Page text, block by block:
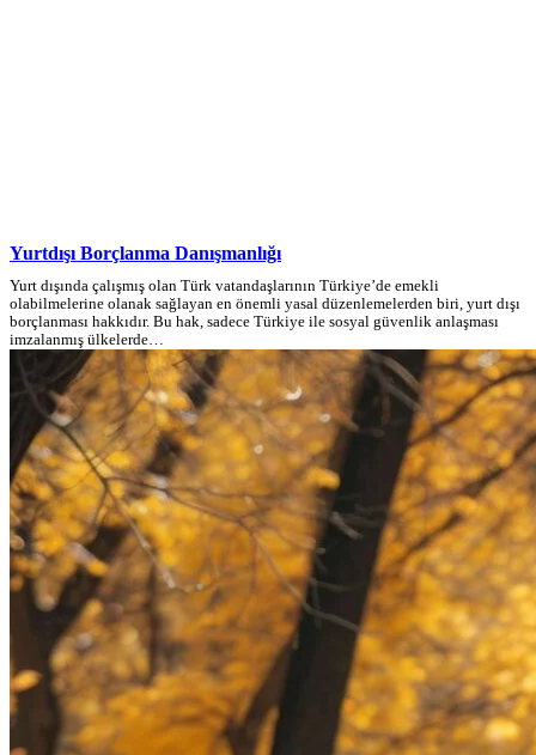
Yurtdışı Borçlanma Danışmanlığı
Yurt dışında çalışmış olan Türk vatandaşlarının Türkiye’de emekli
olabilmelerine olanak sağlayan en önemli yasal düzenlemelerden biri, yurt dışı
borçlanması hakkıdır. Bu hak, sadece Türkiye ile sosyal güvenlik anlaşması
imzalanmış ülkelerde…